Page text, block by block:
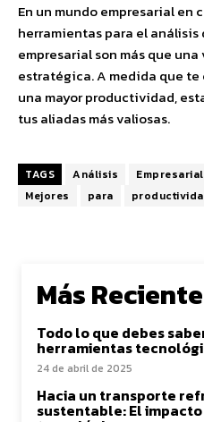
En un mundo empresarial en
herramientas para el
empresarial son más que
estratégica. A medida que
una mayor productividad,
tus aliadas más valiosas.
TAGS Análisis Empresarial
Mejores
para
Más Reciente
Todo lo que debes
herramientas
24 de abril de 2025
Hacia un transporte
sustentable: El